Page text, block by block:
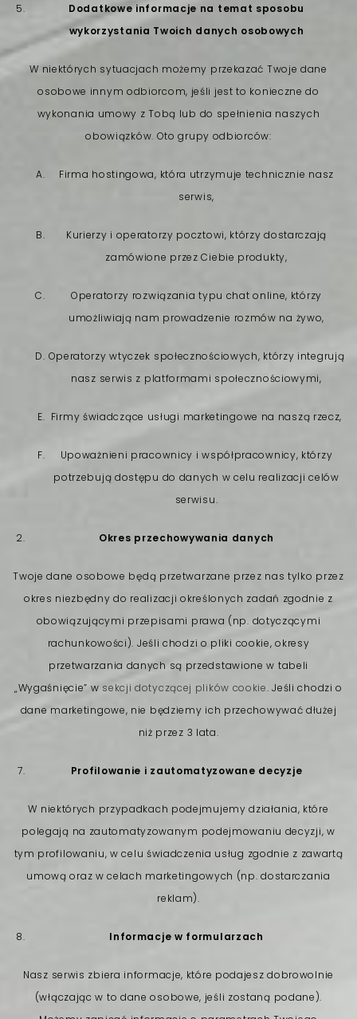
Dodatkowe informacje na temat sposobu
wykorzystania Twoich danych osobowych
W niektórych sytuacjach możemy przekazać Twoje dane
osobowe innym odbiorcom, jeśli jest to konieczne do
wykonania umowy z Tobą lub do spełnienia naszych
obowiązków. Oto grupy odbiorców:
Firma hostingowa, która utrzymuje technicznie nasz
serwis,
Kurierzy i operatorzy pocztowi, którzy dostarczają
zamówione przez Ciebie produkty,
Operatorzy rozwiązania typu chat online, którzy
umożliwiają nam prowadzenie rozmów na żywo,
Operatorzy wtyczek społecznościowych, którzy integrują
nasz serwis z platformami społecznościowymi,
Firmy świadczące usługi marketingowe na naszą rzecz,
Upoważnieni pracownicy i współpracownicy, którzy
potrzebują dostępu do danych w celu realizacji celów
serwisu.
Okres przechowywania danych
Twoje dane osobowe będą przetwarzane przez nas tylko przez
okres niezbędny do realizacji określonych zadań zgodnie z
obowiązującymi przepisami prawa (np. dotyczącymi
rachunkowości). Jeśli chodzi o pliki cookie, okresy
przetwarzania danych są przedstawione w tabeli
„Wygaśnięcie” w sekcji dotyczącej plików cookie. Jeśli chodzi o
dane marketingowe, nie będziemy ich przechowywać dłużej
niż przez 3 lata.
Profilowanie i zautomatyzowane decyzje
W niektórych przypadkach podejmujemy działania, które
polegają na zautomatyzowanym podejmowaniu decyzji, w
tym profilowaniu, w celu świadczenia usług zgodnie z zawartą
umową oraz w celach marketingowych (np. dostarczania
reklam).
Informacje w formularzach
Nasz serwis zbiera informacje, które podajesz dobrowolnie
(włączając w to dane osobowe, jeśli zostaną podane).